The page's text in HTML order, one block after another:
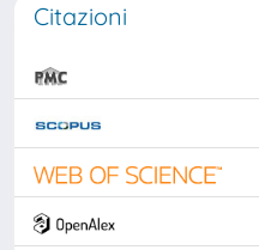
Citazioni